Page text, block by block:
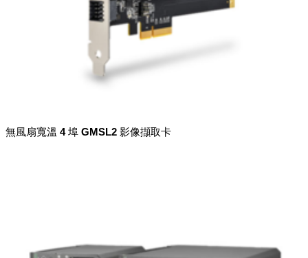
無風扇寬溫 4 埠 GMSL2 影像擷取卡